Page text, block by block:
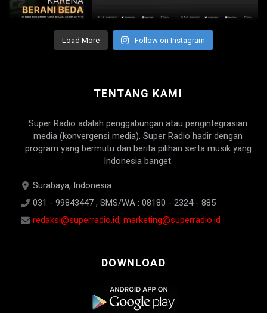
Load More Follow on Instagram
TENTANG KAMI
Super Radio adalah penggabungan atau pengintegrasian
media (konvergensi media). Super Radio hadir dengan
program yang bermutu dan berita pilihan serta musik yang
Indonesia banget.
Surabaya, Indonesia
031 - 99843447 , SMS/WA : 08180 - 2324 - 885
redaksi@superradio.id, marketing@superradio.id
DOWNLOAD